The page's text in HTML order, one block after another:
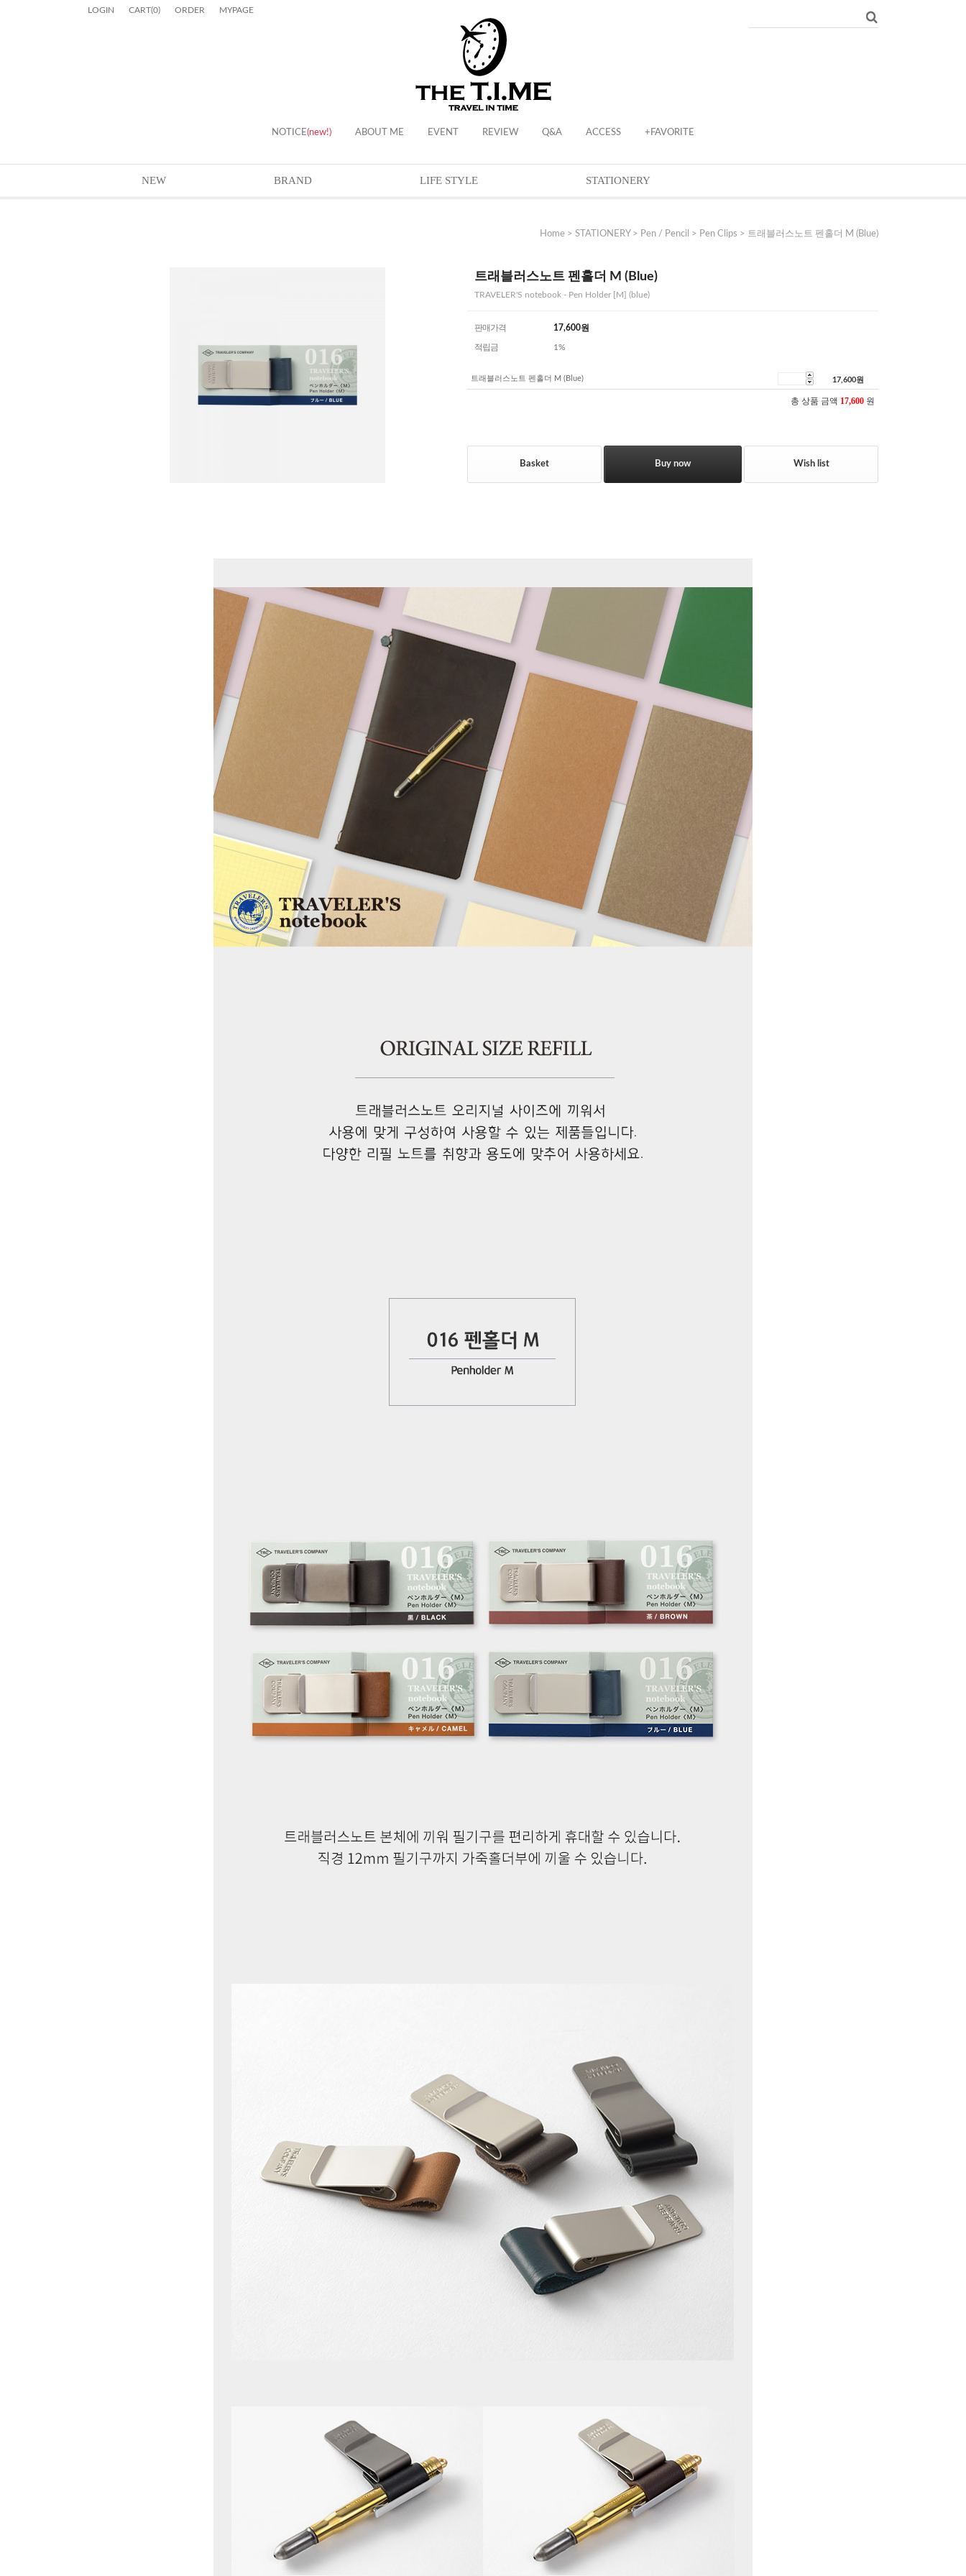
LOGIN CART(0) ORDER MYPAGE
NOTICE(new!) ABOUT ME EVENT REVIEW Q&A ACCESS +FAVORITE
NEW BRAND LIFE STYLE STATIONERY
Home > STATIONERY> Pen / Pencil > Pen Clips > 트래블러스노트 펜홀더 M (Blue)
트래블러스노트 펜홀더 M (Blue)
TRAVELER'S notebook - Pen Holder [M] (blue)
판매가격 17,600원
적립금 1%
트래블러스노트 펜홀더 M (Blue) 17,600원
총 상품 금액 17,600 원
Basket Buy now Wish list